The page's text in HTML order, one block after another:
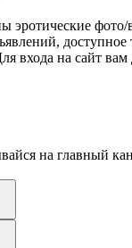
эротические
доступное
входа на сайт
на главный